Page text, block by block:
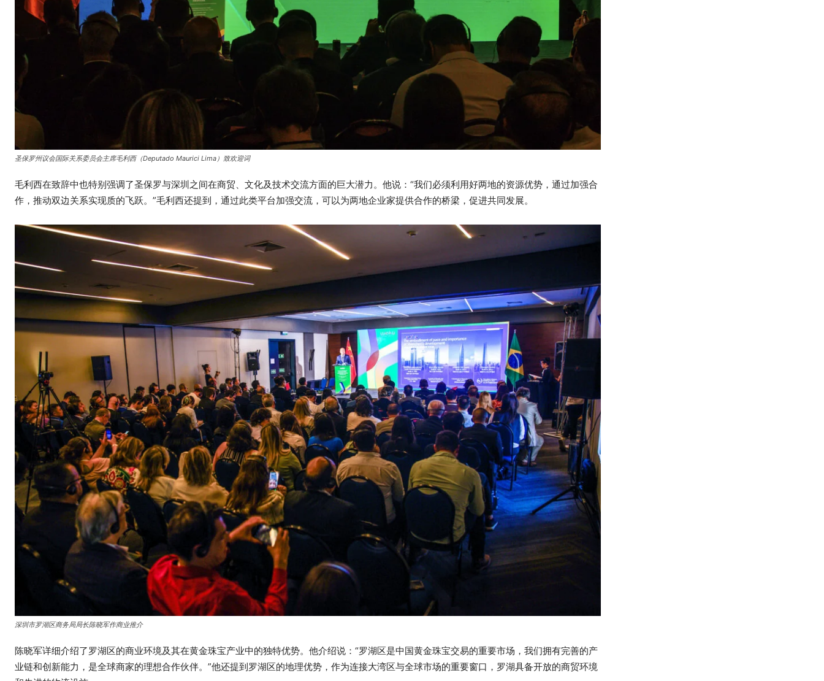
圣保罗州议会国际关系委员会主席毛利西（Deputado Maurici Lima）致欢迎词
毛利西在致辞中也特别强调了圣保罗与深圳之间在商贸、文化及技术交流方面的巨大潜力。他说：“我们必须利用好两地的资源优势，通过加强合
作，推动双边关系实现质的飞跃。”毛利西还提到，通过此类平台加强交流，可以为两地企业家提供合作的桥梁，促进共同发展。
深圳市罗湖区商务局局长陈晓军作商业推介
陈晓军详细介绍了罗湖区的商业环境及其在黄金珠宝产业中的独特优势。他介绍说：“罗湖区是中国黄金珠宝交易的重要市场，我们拥有完善的产
业链和创新能力，是全球商家的理想合作伙伴。”他还提到罗湖区的地理优势，作为连接大湾区与全球市场的重要窗口，罗湖具备开放的商贸环境